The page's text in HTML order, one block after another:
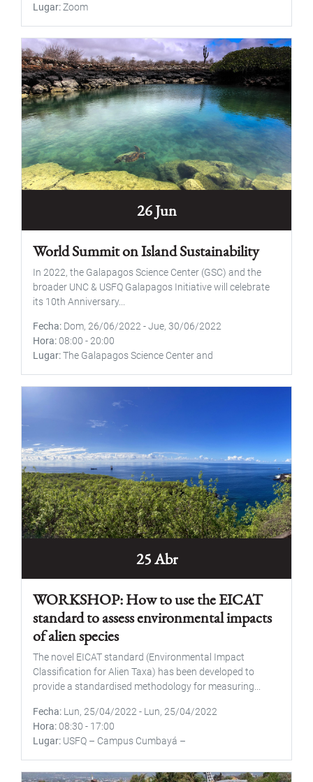
Lugar Zoom
26 Jun
World Summit on Island Sustainability
In 2022, the Galapagos Science Center (GSC) and the
broader UNC & USFQ Galapagos Initiative will celebrate
its 10th Anniversary...
Fecha Dom, 26/06/2022-Jue, 30/06/2022
Hora 08:00 - 20:00
Lugar The Galapagos Science Center and
25 Abr
WORKSHOP: How to use the EICAT
standard to assess environmental impacts
of alien species
The novel EICAT standard (Environmental Impact
Classification for Alien Taxa) has been developed to
provide a standardised methodology for measuring...
Fecha Lun, 25/04/2022- Lun, 25/04/2022
Hora 08:30 - 17:00
Lugar USFQ – Campus Cumbayá –